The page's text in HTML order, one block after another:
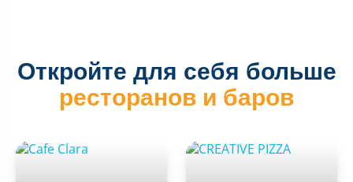
Откройте для себя больше
ресторанов и баров